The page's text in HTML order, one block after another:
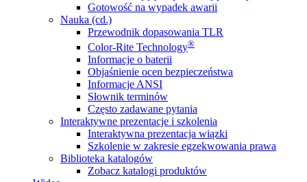
Gotowość na wypadek awarii
Nauka (cd.)
Przewodnik dopasowania TLR
Color-Rite Technology®
Informacje o baterii
Objaśnienie ocen bezpieczeństwa
Informacje ANSI
Słownik terminów
Często zadawane pytania
Interaktywne prezentacje i szkolenia
Interaktywna prezentacja wiązki
Szkolenie w zakresie egzekwowania prawa
Biblioteka katalogów
Zobacz katalogi produktów